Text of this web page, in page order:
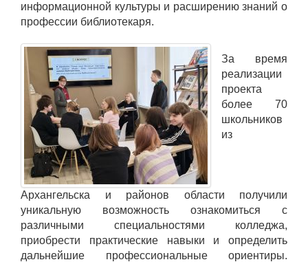
информационной культуры и расширению знаний о
профессии библиотекаря.
За время
реализации
проекта
более 70
школьников
из
Архангельска и районов области получили
уникальную возможность ознакомиться с
различными специальностями колледжа,
приобрести практические навыки и определить
дальнейшие профессиональные ориентиры.